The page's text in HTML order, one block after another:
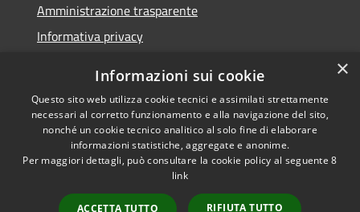
Amministrazione trasparente
Informativa privacy
Dichiarazione di accessibilità
RSS
Copyright © 2026 • Comune di
Municipium• Accesso
×
Informazioni sui cookie
Questo sito web utilizza cookie tecnici e assimilati strettamente
necessari al corretto funzionamento e alla navigazione del sito,
nonché un cookie tecnico analitico al solo fine di elaborare
informazioni statistiche, aggregate e anonime.
Per maggiori dettagli, può consultare la cookie policy al seguente8
link
ACCETTA TUTTO RIFIUTA TUTTO